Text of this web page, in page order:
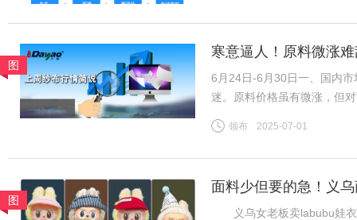
图
寒意逼人！原料微涨
6月24日-6月30日一、国内
迷。原料价格虽有微涨，但
缓；家纺坯布表现同样下滑
领布 2025-07-01
图
面料少但要的急！义
义乌女老板卖labubu娃衣